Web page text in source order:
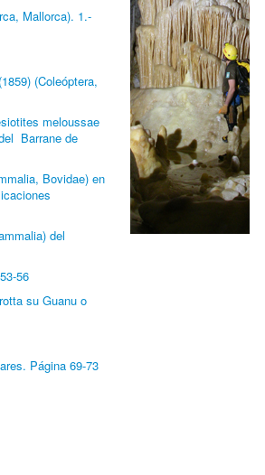
Mallorca). 1.-
(Coleóptera,
meloussae
Barrane de
Bovidae) en
del
56
su Guanu o
Página 69-73